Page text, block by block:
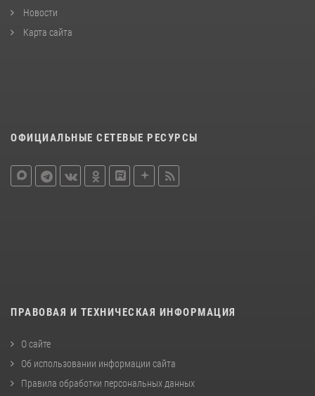
Новости
Карта сайта
ОФИЦИАЛЬНЫЕ СЕТЕВЫЕ РЕСУРСЫ
ПРАВОВАЯ И ТЕХНИЧЕСКАЯ ИНФОРМАЦИЯ
О сайте
Об использовании информации сайта
Правила обработки персональных данных